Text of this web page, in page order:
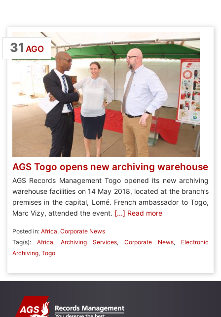
31 AGO
AGS Togo opens new archiving warehouse
AGS Records Management Togo opened its new archiving
warehouse facilities on 14 May 2018, located at the branch’s
premises in the capital, Lomé. French ambassador to Togo,
Marc Vizy, attended the event. [...] Read more
Posted in: Africa, Corporate News
Tag(s): Africa, Archiving Services, Corporate News, Electronic
Archiving, Togo